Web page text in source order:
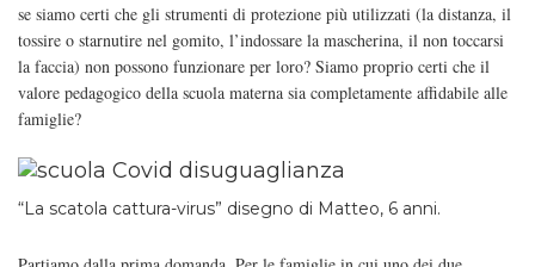
se siamo certi che gli strumenti di protezione più utilizzati (la distanza, il
tossire o starnutire nel gomito, l’indossare la mascherina, il non toccarsi
la faccia) non possono funzionare per loro? Siamo proprio certi che il
valore pedagogico della scuola materna sia completamente affidabile alle
famiglie?
“La scatola cattura-virus” disegno di Matteo, 6 anni.